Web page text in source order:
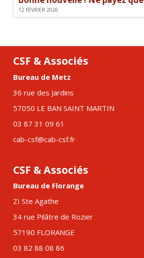
12 FÉVRIER 2026
CSF & Associés
Bureau de Metz
36 rue des Jardins
57050 LE BAN SAINT MARTIN
03 87 31 09 61
cab-csf@cab-csf.fr
CSF & Associés
Bureau de Florange
ZI Ste Agathe
34 rue Pilâtre de Rozier
57190 FLORANGE
03 82 88 08 86